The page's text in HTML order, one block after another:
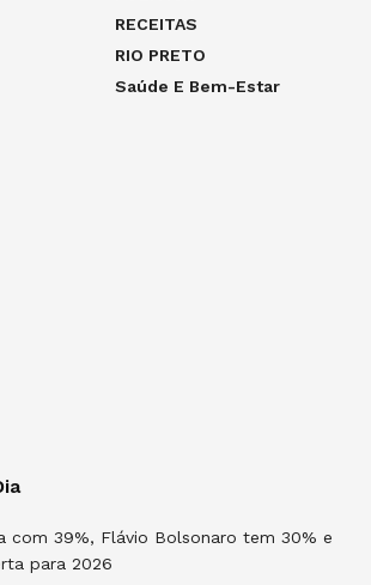
RECEITAS
RIO PRETO
Saúde E Bem-Estar
com 39%, Flávio Bolsonaro tem 30% e
para 2026